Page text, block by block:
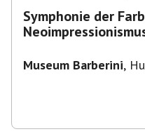
Symphonie der
Museum Barberini,